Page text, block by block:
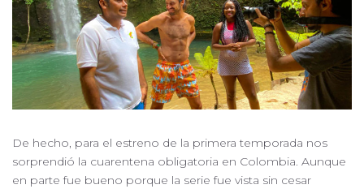
De hecho, para el estreno de la primera temporada nos
sorprendió la cuarentena obligatoria en Colombia. Aunque
en parte fue bueno porque la serie fue vista sin cesar